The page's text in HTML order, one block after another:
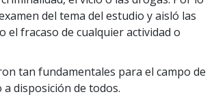
del tema del estudio y aisló las
el fracaso de cualquier actividad o
tan fundamentales para el campo de
disposición de todos.